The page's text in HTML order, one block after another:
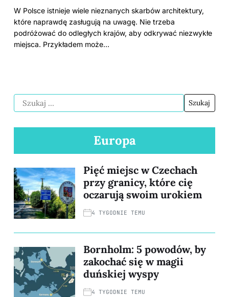
W Polsce istnieje wiele nieznanych skarbów architektury,
które naprawdę zasługują na uwagę. Nie trzeba
podróżować do odległych krajów, aby odkrywać niezwykłe
miejsca. Przykładem może…
Europa
Pięć miejsc w Czechach
przy granicy, które cię
oczarują swoim urokiem
4 TYGODNIE TEMU
Bornholm: 5 powodów, by
zakochać się w magii
duńskiej wyspy
4 TYGODNIE TEMU